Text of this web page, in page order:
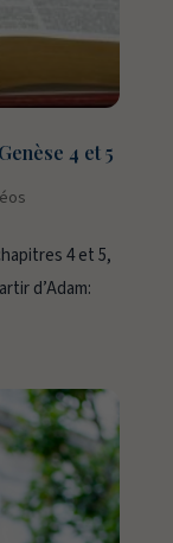
4 et 5
4 et 5,
d’Adam: